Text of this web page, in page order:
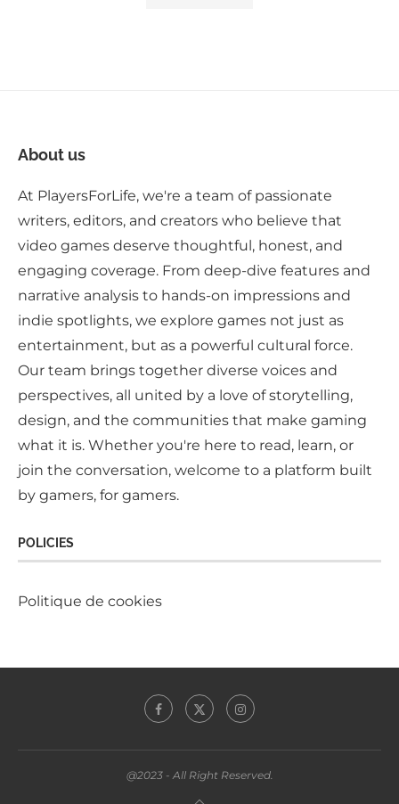
About us
At PlayersForLife, we're a team of passionate
writers, editors, and creators who believe that
video games deserve thoughtful, honest, and
engaging coverage. From deep-dive features and
narrative analysis to hands-on impressions and
indie spotlights, we explore games not just as
entertainment, but as a powerful cultural force.
Our team brings together diverse voices and
perspectives, all united by a love of storytelling,
design, and the communities that make gaming
what it is. Whether you're here to read, learn, or
join the conversation, welcome to a platform built
by gamers, for gamers.
POLICIES
Politique de cookies
@2023 - All Right Reserved.